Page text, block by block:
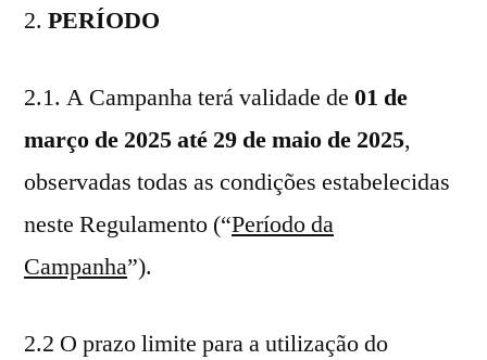
PERÍODO
2.1. A Campanha terá validade de 01 de
março de 2025 até 29 de maio de 2025,
observadas todas as condições estabelecidas
neste Regulamento (“Período da
Campanha”).
2.2 O prazo limite para a utilização do